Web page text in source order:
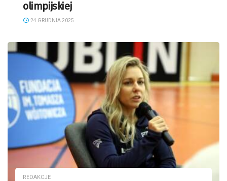
olimpijskiej
24 GRUDNIA 2025
REDAKCJE